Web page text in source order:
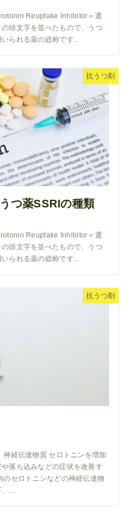
Reuptake Inhibitor＝選
頭文字を並べたもので、うつ
られる薬の総称です...
抗うつ剤
つ薬SSRIの種類
Reuptake Inhibitor＝選
頭文字を並べたもので、うつ
られる薬の総称です...
抗うつ剤
経伝達物質 セロトニンを増加
落ち込みなどの症状を改善す
のセロトニンなどの神経伝達物
...